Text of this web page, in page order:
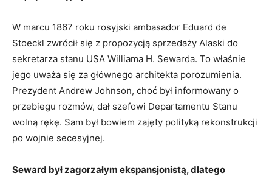
W marcu 1867 roku rosyjski ambasador Eduard de
Stoeckl zwrócił się z propozycją sprzedaży Alaski do
sekretarza stanu USA Williama H. Sewarda. To właśnie
jego uważa się za głównego architekta porozumienia.
Prezydent Andrew Johnson, choć był informowany o
przebiegu rozmów, dał szefowi Departamentu Stanu
wolną rękę. Sam był bowiem zajęty polityką rekonstrukcji
po wojnie secesyjnej.
Seward był zagorzałym ekspansjonistą, dlatego